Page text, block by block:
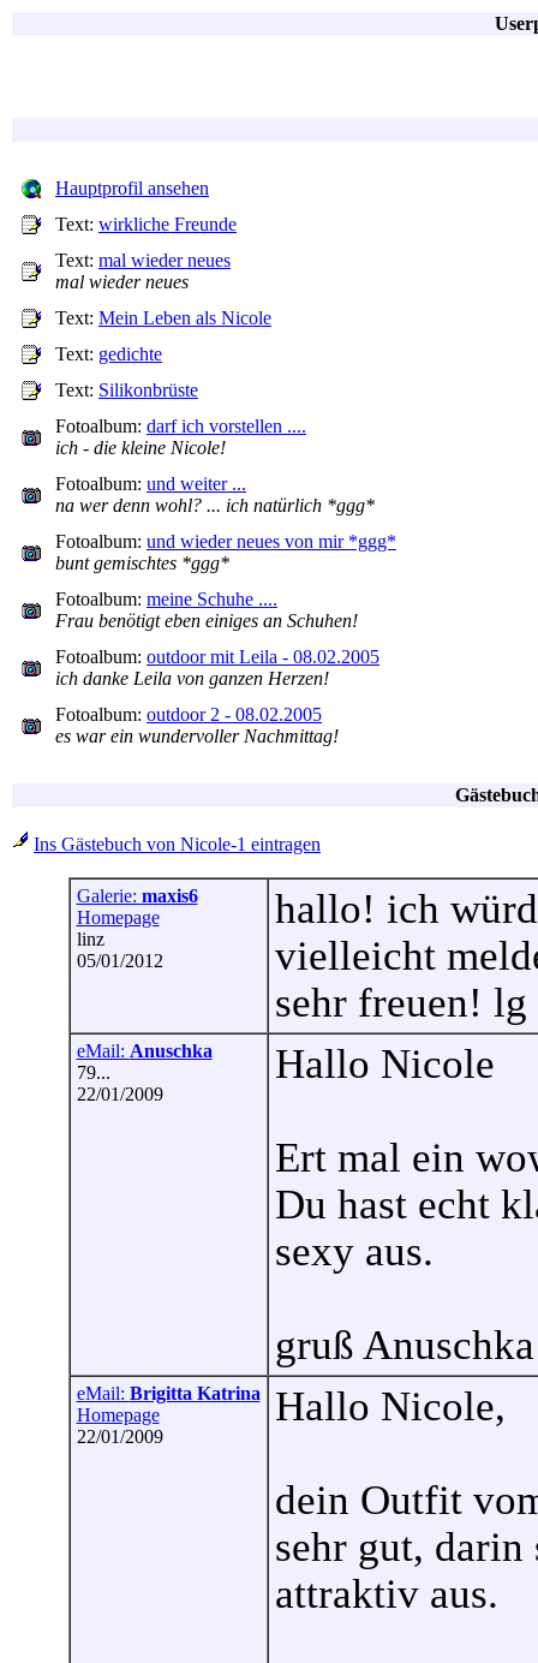
Hauptprofil ansehen
Text: wirkliche Freunde
Text: mal wieder neues
mal wieder neues
Text: Mein Leben als Nicole
Text: gedichte
Text: Silikonbrüste
Fotoalbum: darf ich vorstellen ....
ich - die kleine Nicole!
Fotoalbum: und weiter ...
na wer denn wohl? ... ich natürlich *ggg*
Fotoalbum: und wieder neues von mir *ggg*
bunt gemischtes *ggg*
Fotoalbum: meine Schuhe ....
Frau benötigt eben einiges an Schuhen!
Fotoalbum: outdoor mit Leila - 08.02.2005
ich danke Leila von ganzen Herzen!
Fotoalbum: outdoor 2 - 08.02.2005
es war ein wundervoller Nachmittag!
Ins Gästebuch von Nicole-1 eintragen
Galerie: maxis6
Homepage
linz
05/01/2012
hallo! ich
vielleicht
sehr freuen!
eMail: Anuschka
79...
22/01/2009
Hallo Nicole
Ert mal ein
Du hast echt
sexy aus.
gruß Anuschka
eMail: Brigitta Katrina
Homepage
22/01/2009
Hallo Nicole,
dein Outfit
sehr gut,
attraktiv aus.